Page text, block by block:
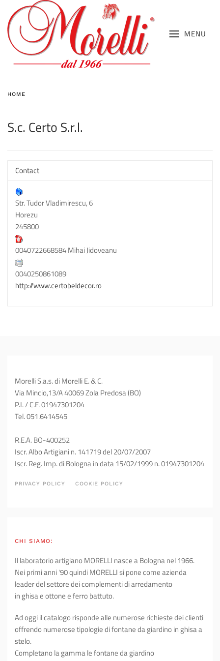
MENU
HOME
S.c. Certo S.r.l.
Contact
Str. Tudor Vladimirescu, 6
Horezu
245800
0040722668584 Mihai Jidoveanu
0040250861089
http://www.certobeldecor.ro
Morelli S.a.s. di Morelli E. & C.
Via Mincio,13/A 40069 Zola Predosa (BO)
P.I. / C.F. 01947301204
Tel. 051.6414545
R.E.A. BO-400252
Iscr. Albo Artigiani n. 141719 del 20/07/2007
Iscr. Reg. Imp. di Bologna in data 15/02/1999 n. 01947301204
PRIVACY POLICY COOKIE POLICY
CHI SIAMO:
Il laboratorio artigiano MORELLI nasce a Bologna nel 1966.
Nei primi anni '90 quindi MORELLI si pone come azienda
leader del settore dei complementi di arredamento
in ghisa e ottone e ferro battuto.
Ad oggi il catalogo risponde alle numerose richieste dei clienti
offrendo numerose tipologie di fontane da giardino in ghisa a
stelo.
Completano la gamma le fontane da giardino